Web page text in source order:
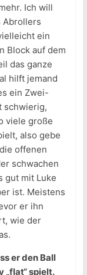
Ich will
Abrollers
ein
Block auf dem
das ganze
hilft jemand
ein Zwei-
schwierig,
viele große
also gebe
offenen
schwachen
gut mit Luke
ist. Meistens
er ihn
wie der
er den Ball
„flat“ spielt.